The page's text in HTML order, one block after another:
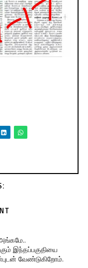
இந்தப்பகுதியை
வேண்டுகிறோம்.